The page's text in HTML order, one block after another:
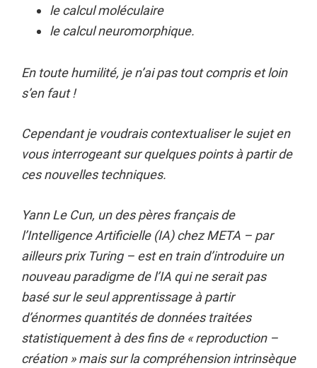
le calcul moléculaire
le calcul neuromorphique.
En toute humilité, je n’ai pas tout compris et loin
s’en faut !
Cependant je voudrais contextualiser le sujet en
vous interrogeant sur quelques points à partir de
ces nouvelles techniques.
Yann Le Cun, un des pères français de
l’Intelligence Artificielle (IA) chez META – par
ailleurs prix Turing – est en train d’introduire un
nouveau paradigme de l’IA qui ne serait pas
basé sur le seul apprentissage à partir
d’énormes quantités de données traitées
statistiquement à des fins de « reproduction –
création » mais sur la compréhension intrinsèque